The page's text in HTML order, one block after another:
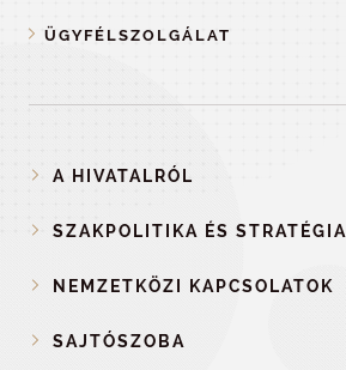
ÜGYFÉLSZOLGÁLAT
A HIVATALRÓL
SZAKPOLITIKA ÉS STRATÉGIA
NEMZETKÖZI KAPCSOLATOK
SAJTÓSZOBA